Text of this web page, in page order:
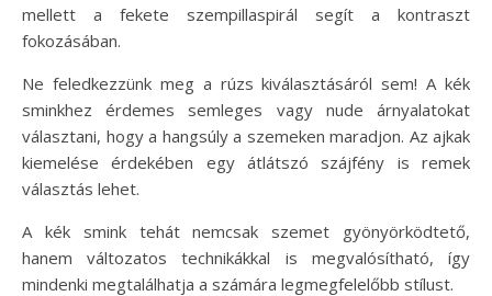
mellett a fekete szempillaspirál segít a kontraszt
fokozásában.
Ne feledkezzünk meg a rúzs kiválasztásáról sem! A kék
sminkhez érdemes semleges vagy nude árnyalatokat
választani, hogy a hangsúly a szemeken maradjon. Az ajkak
kiemelése érdekében egy átlátszó szájfény is remek
választás lehet.
A kék smink tehát nemcsak szemet gyönyörködtető,
hanem változatos technikákkal is megvalósítható, így
mindenki megtalálhatja a számára legmegfelelőbb stílust.